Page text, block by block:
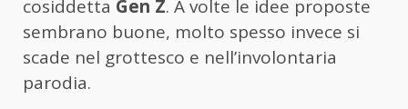
cosiddetta Gen Z. A volte le idee proposte
sembrano buone, molto spesso invece si
scade nel grottesco e nell’involontaria
parodia.